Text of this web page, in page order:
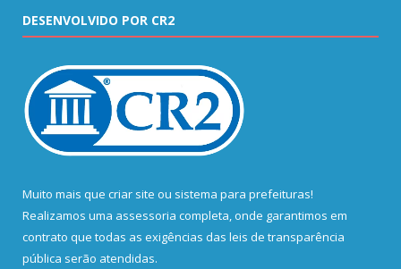
DESENVOLVIDO POR CR2
Muito mais que criar site ou sistema para prefeituras!
Realizamos uma assessoria completa, onde garantimos em
contrato que todas as exigências das leis de transparência
pública serão atendidas.